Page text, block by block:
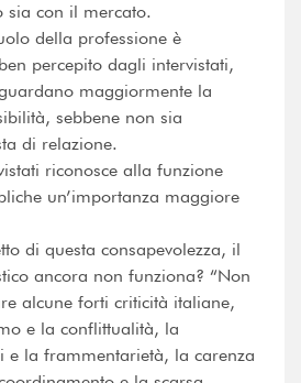
sia con il mercato.
della professione è
percepito dagli intervistati,
maggiormente la
sebbene non sia
di relazione.
riconosce alla funzione
un’importanza maggiore
di questa consapevolezza, il
ancora non funziona? “Non
alcune forti criticità italiane,
e la conflittualità, la
e la frammentarietà, la carenza